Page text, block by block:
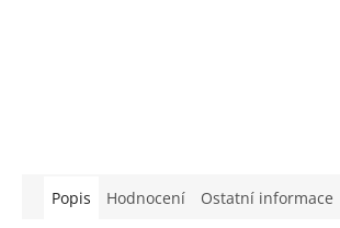
Popis Hodnocení Ostatní informace